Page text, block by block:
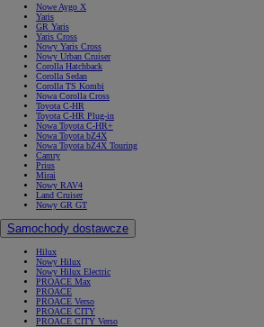
Nowe Aygo X
Yaris
GR Yaris
Yaris Cross
Nowy Yaris Cross
Nowy Urban Cruiser
Corolla Hatchback
Corolla Sedan
Corolla TS Kombi
Nowa Corolla Cross
Toyota C-HR
Toyota C-HR Plug-in
Nowa Toyota C-HR+
Nowa Toyota bZ4X
Nowa Toyota bZ4X Touring
Camry
Prius
Mirai
Nowy RAV4
Land Cruiser
Nowy GR GT
Samochody dostawcze
Hilux
Nowy Hilux
Nowy Hilux Electric
PROACE Max
PROACE
PROACE Verso
PROACE CITY
PROACE CITY Verso